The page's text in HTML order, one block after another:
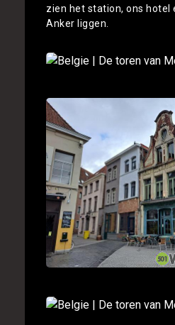
zien het station, ons hotel
Anker liggen.